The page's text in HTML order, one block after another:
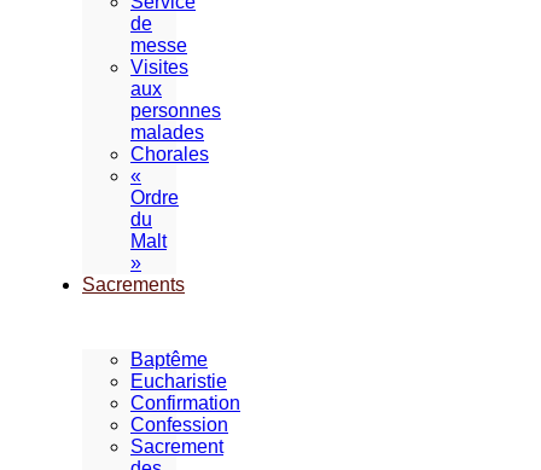
de
messe
Visites
aux
personnes
malades
Chorales
«
Ordre
du
Malt
»
Sacrements
Baptême
Eucharistie
Confirmation
Confession
Sacrement